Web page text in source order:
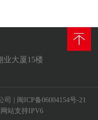
业大厦15楼
司 | 闽ICP备06004154号-21
站支持IPV6